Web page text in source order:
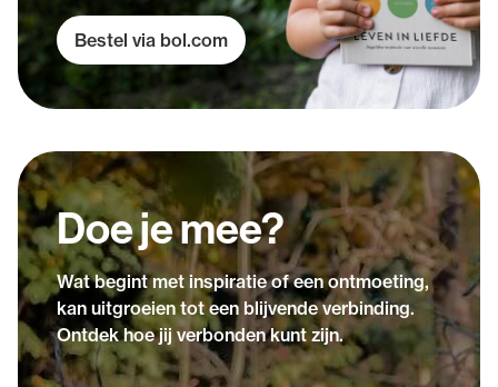
Bestel via bol.com
Doe je mee?
Wat begint met inspiratie of een ontmoeting,
kan uitgroeien tot een blijvende verbinding.
Ontdek hoe jij verbonden kunt zijn.